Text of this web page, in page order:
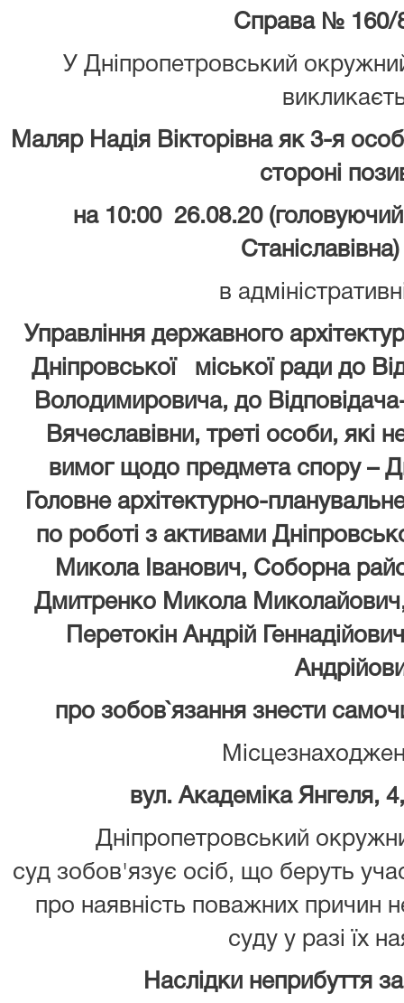
Справа № 160/
У Дніпропетровський
Маляр Надія Вікторівна як 3-я
стороні
на 10:00 26.08.20
в
Управління державного
Дніпровської міської ради до
Володимировича, до
Вячеславівни, треті особи, які
вимог щодо предмета спору –
Головне архітектурно-
по роботі з активами
Микола Іванович, Соборна
Дмитренко Микола Миколайович,
Перетокін Андрій
про зобов`язання знести
вул. Академіка Янгеля,
Дніпропетровський
суд зобов'язує осіб, що беруть
про наявність поважних причин
суду у разі їх
Наслідки неприбуття